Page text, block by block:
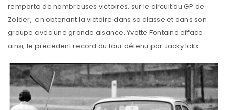
remporta de nombreuses victoires, sur le circuit du GP de
Zolder, en obtenant la victoire dans sa classe et dans son
groupe avec une grande aisance, Yvette Fontaine efface
ainsi, le précédent record du tour détenu par Jacky Ickx.